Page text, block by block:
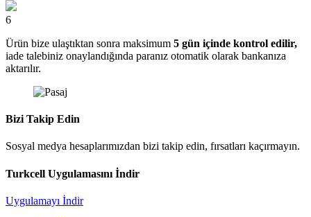
6
Ürün bize ulaştıktan sonra maksimum 5 gün içinde kontrol edilir,
iade talebiniz onaylandığında paranız otomatik olarak bankanıza
aktarılır.
Bizi Takip Edin
Sosyal medya hesaplarımızdan bizi takip edin, fırsatları kaçırmayın.
Turkcell Uygulamasını İndir
Uygulamayı İndir